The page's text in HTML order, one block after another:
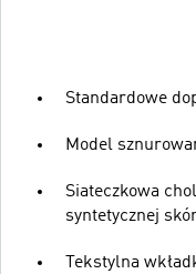
Standardowe
Model
Siateczkowa
syntetycznej
Tekstylna